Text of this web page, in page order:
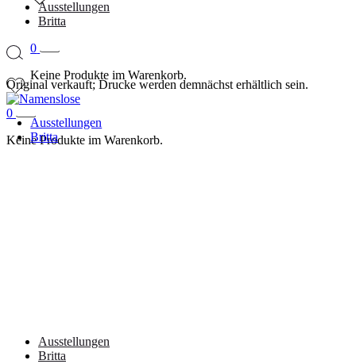
Ausstellungen
Britta
0
Keine Produkte im Warenkorb.
Ausstellungen
Britta
0
Keine Produkte im Warenkorb.
Ausstellungen
Britta
Original verkauft; Drucke werden demnächst erhältlich sein.